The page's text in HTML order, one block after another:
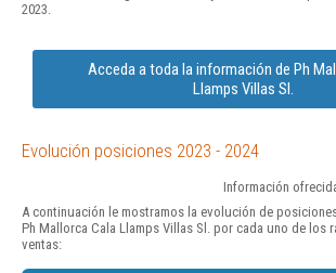
2023.
Acceda a toda la información de Ph
Llamps Villas Sl.
Evolución posiciones 2023 - 2024
Información
A continuación le mostramos la evolución de
Ph Mallorca Cala Llamps Villas Sl. por cada uno de los
ventas: